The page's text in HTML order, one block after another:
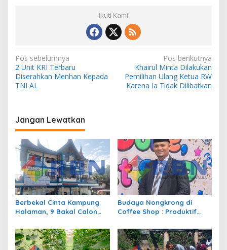
Ikuti Kami
N
a
v
g
a
s
p
o
s
Pos sebelumnya
2 Unit KRI Terbaru
Diserahkan Menhan Kepada
TNI AL
Pos berikutnya
Khairul Minta Dilakukan
Pemilihan Ulang Ketua RW
Karena Ia Tidak Dilibatkan
Jangan Lewatkan
Berbekal Cinta Kampung
Halaman, 9 Bakal Calon
Sulit Air
Budaya Nongkrong di
Coffee Shop : Produktif